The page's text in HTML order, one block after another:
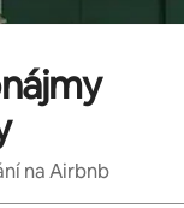
na Airbnb